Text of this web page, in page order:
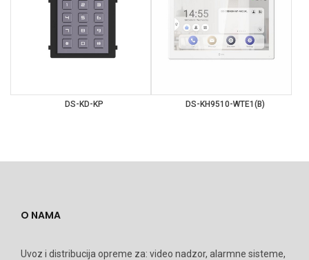
DS-KD-KP DS-KH9510-WTE1(B)
O NAMA
Uvoz i distribucija opreme za: video nadzor, alarmne sisteme,